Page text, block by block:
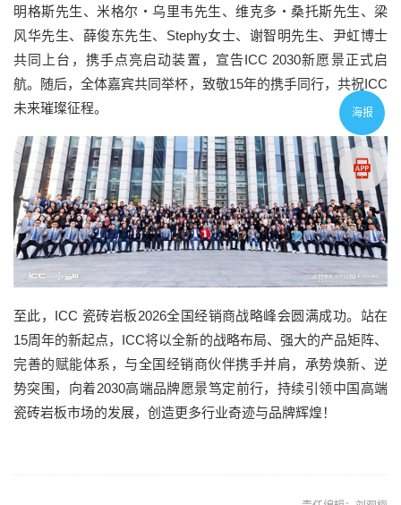
明格斯先生、米格尔・乌里韦先生、维克多・桑托斯先生、梁
风华先生、薛俊东先生、Stephy女士、谢智明先生、尹虹博士
共同上台，携手点亮启动装置，宣告ICC 2030新愿景正式启
航。随后，全体嘉宾共同举杯，致敬15年的携手同行，共祝ICC
未来璀璨征程。
至此，ICC 瓷砖岩板2026全国经销商战略峰会圆满成功。站在
15周年的新起点，ICC将以全新的战略布局、强大的产品矩阵、
完善的赋能体系，与全国经销商伙伴携手并肩，承势焕新、逆
势突围，向着2030高端品牌愿景笃定前行，持续引领中国高端
瓷砖岩板市场的发展，创造更多行业奇迹与品牌辉煌！
海报